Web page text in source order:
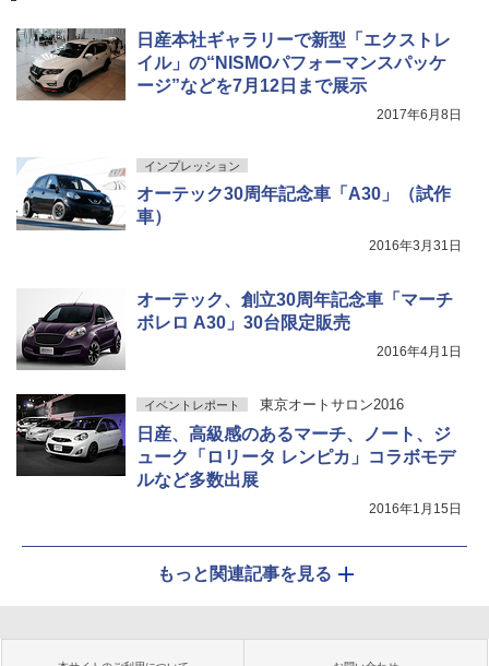
日産本社ギャラリーで新型「エクストレ
イル」の“NISMOパフォーマンスパッケ
ージ”などを7月12日まで展示
2017年6月8日
インプレッション
オーテック30周年記念車「A30」（試作
車）
2016年3月31日
オーテック、創立30周年記念車「マーチ
ボレロ A30」30台限定販売
2016年4月1日
イベントレポート 東京オートサロン2016
日産、高級感のあるマーチ、ノート、ジ
ューク「ロリータ レンピカ」コラボモデ
ルなど多数出展
2016年1月15日
もっと関連記事を見る